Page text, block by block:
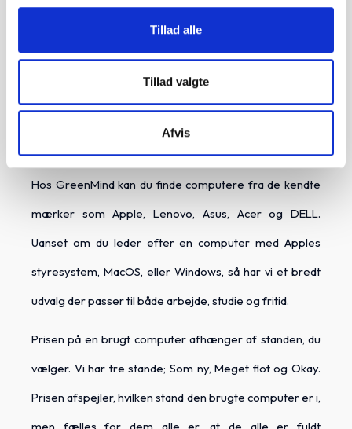
Tillad alle
Tillad valgte
Afvis
Brugte computere fra
GreenMind
computere til skarpe priser. Vi har et stort udvalg af
både laptops og stationære computere til alle behov.
Hos GreenMind kan du finde computere fra de kendte
mærker som Apple, Lenovo, Asus, Acer og DELL.
Uanset om du leder efter en computer med Apples
styresystem, MacOS, eller Windows, så har vi et bredt
udvalg der passer til både arbejde, studie og fritid.
Prisen på en brugt computer afhænger af standen, du
vælger. Vi har tre stande; Som ny, Meget flot og Okay.
Prisen afspejler, hvilken stand den brugte computer er i,